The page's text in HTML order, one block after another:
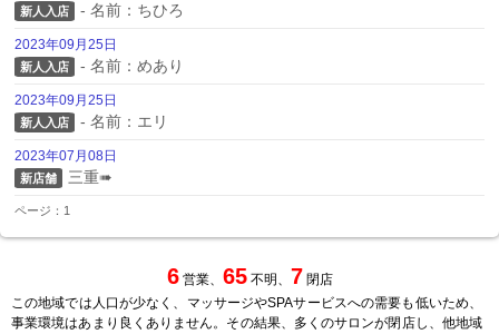
新人入店 - 名前：ちひろ
2023年09月25日
新人入店 - 名前：めあり
2023年09月25日
新人入店 - 名前：エリ
2023年07月08日
新店舗 三重➠
ページ：1
6営業、 65不明、 7 閉店
この地域では人口が少なく、マッサージやSPAサービスへの需要も低いため、
事業環境はあまり良くありません。その結果、多くのサロンが閉店し、他地域